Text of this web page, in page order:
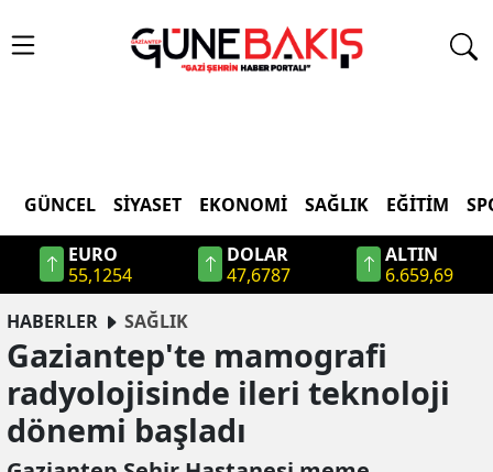
GÜNCEL SIYASET EKONOMI SAĞLIK EĞITIM
EURO
55,1254
DOLAR
47,6787
ALTIN
6.659,69
HABERLER
SAĞLIK
Gaziantep'te mamografi
radyolojisinde ileri teknoloji
dönemi başladı